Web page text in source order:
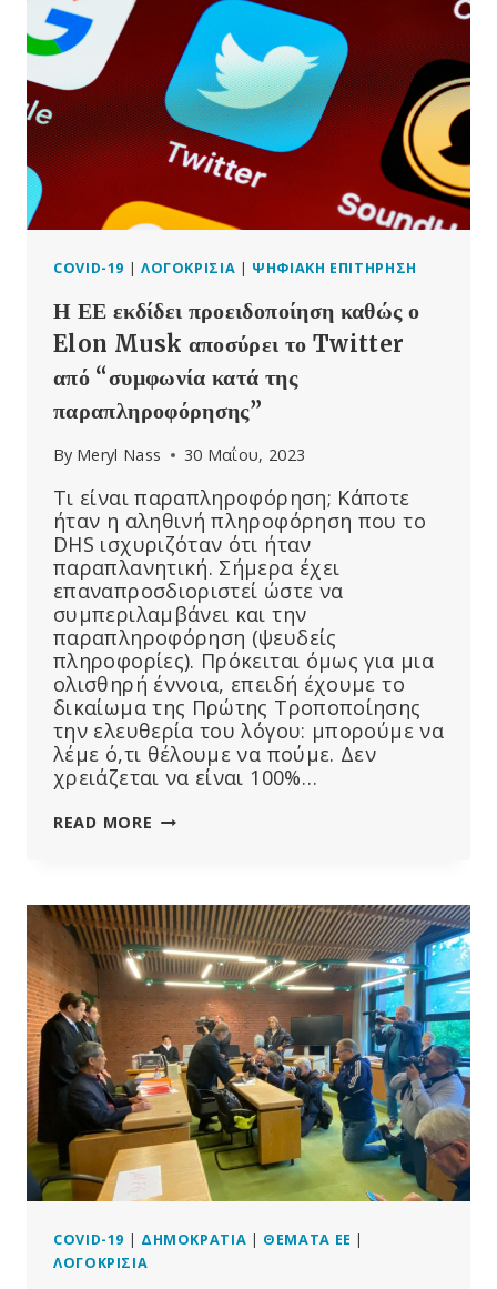
ΜΈΣΩ
ΠΑΡΑΚΟΛΟΎΘΗΣΗΣ
ΤΩΝ
ΜΈΣΩΝ
ΚΟΙΝΩΝΙΚΉΣ
ΔΙΚΤΎΩΣΗΣ
COVID-19 | ΛΟΓΟΚΡΙΣΊΑ | ΨΗΦΙΑΚΉ ΕΠΙΤΉΡΗΣΗ
Η ΕΕ εκδίδει προειδοποίηση καθώς ο
Elon Musk αποσύρει το Twitter
από “συμφωνία κατά της
παραπληροφόρησης”
By Meryl Nass 30 Μαΐου, 2023
Τι είναι παραπληροφόρηση; Κάποτε
ήταν η αληθινή πληροφόρηση που το
DHS ισχυριζόταν ότι ήταν
παραπλανητική. Σήμερα έχει
επαναπροσδιοριστεί ώστε να
συμπεριλαμβάνει και την
παραπληροφόρηση (ψευδείς
πληροφορίες). Πρόκειται όμως για μια
ολισθηρή έννοια, επειδή έχουμε το
δικαίωμα της Πρώτης Τροποποίησης
την ελευθερία του λόγου: μπορούμε να
λέμε ό,τι θέλουμε να πούμε. Δεν
χρειάζεται να είναι 100%…
READ MORE Η
ΚΑΘΏΣ
Ο
ELON
MUSK
ΑΠΟΣΎΡΕΙ
ΤΟ
TWITTER
ΑΠΌ
“ΣΥΜΦΩΝΊΑ
ΚΑΤΆ
ΤΗΣ
ΠΑΡΑΠΛΗΡΟΦΌΡΗΣΗΣ”
COVID-19 | ΔΗΜΟΚΡΑΤΊΑ | ΘΈΜΑΤΑ ΕΕ |
ΛΟΓΟΚΡΙΣΊΑ